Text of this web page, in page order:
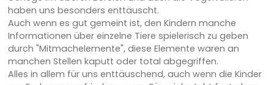
haben uns besonders enttäuscht.
Auch wenn es gut gemeint ist, den Kindern manche
Informationen über einzelne Tiere spielerisch zu geben
durch "Mitmachelemente", diese Elemente waren an
manchen Stellen kaputt oder total abgegriffen.
Alles in allem für uns enttäuschend, auch wenn die Kinder